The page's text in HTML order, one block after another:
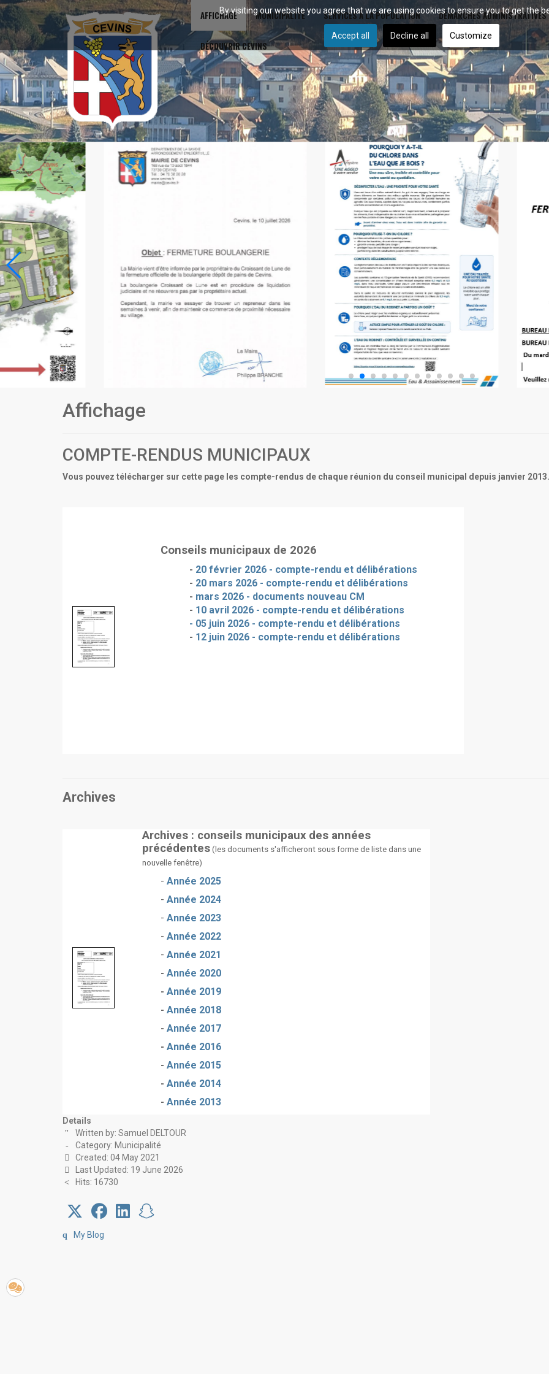
AFFICHAGE MUNICIPALITÉ SERVICES À LA POPULATION DÉMARCHES ADMINISTRATIVES
DÉCOUVRIR CEVINS
Affichage
COMPTE-RENDUS MUNICIPAUX
Vous pouvez télécharger sur cette page les compte-rendus de chaque réunion du conseil municipal depuis janvier 2013.
Conseils municipaux de 2026
- 20 février 2026 - compte-rendu et délibérations
- 20 mars 2026 - compte-rendu et délibérations
- mars 2026 - documents nouveau CM
- 10 avril 2026 - compte-rendu et délibérations
- 05 juin 2026 - compte-rendu et délibérations
- 12 juin 2026 - compte-rendu et délibérations
Archives
Archives : conseils municipaux des années
précédentes (les documents s'afficheront sous forme de liste dans une
nouvelle fenêtre)
- Année 2025
- Année 2024
- Année 2023
- Année 2022
- Année 2021
- Année 2020
- Année 2019
- Année 2018
- Année 2017
- Année 2016
- Année 2015
- Année 2014
- Année 2013
Details
Written by: Samuel DELTOUR
Category: Municipalité
Created: 04 May 2021
Last Updated: 19 June 2026
Hits: 16730
My Blog
By visiting our website you agree that we are using cookies to ensure you to get the
Accept all Decline all Customize